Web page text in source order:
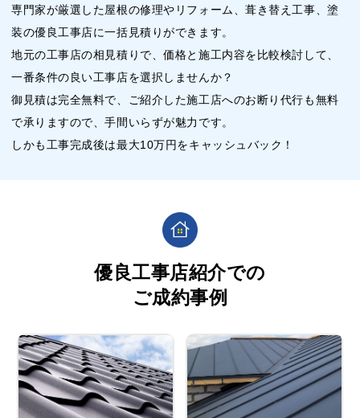
専門家が厳選した屋根の修理やリフォーム、葺き替え工事、塗
装の優良工事店に一括見積りができます。
地元の工事店の相見積りで、価格と施工内容を比較検討して、
一番条件の良い工事店を選択しませんか？
御見積は完全無料で、ご紹介した施工店へのお断り代行も無料
で承りますので、手間いらずが魅力です。
しかも工事完成後は最大10万円をキャッシュバック！
優良工事店紹介での
ご成約事例